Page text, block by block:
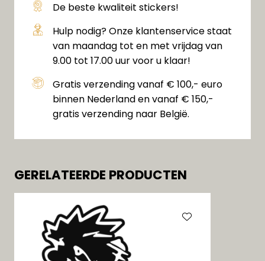
De beste kwaliteit stickers!
Hulp nodig? Onze klantenservice staat
van maandag tot en met vrijdag van
9.00 tot 17.00 uur voor u klaar!
Gratis verzending vanaf € 100,- euro
binnen Nederland en vanaf € 150,-
gratis verzending naar België.
GERELATEERDE PRODUCTEN